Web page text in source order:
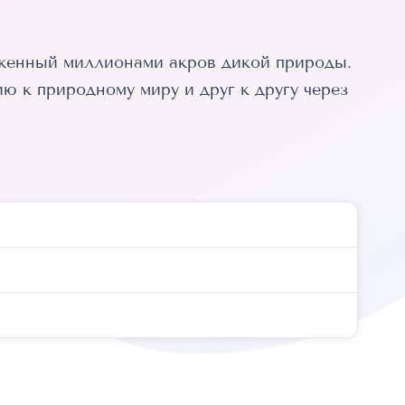
миллионами акров дикой природы.
к природному миру и друг к другу через